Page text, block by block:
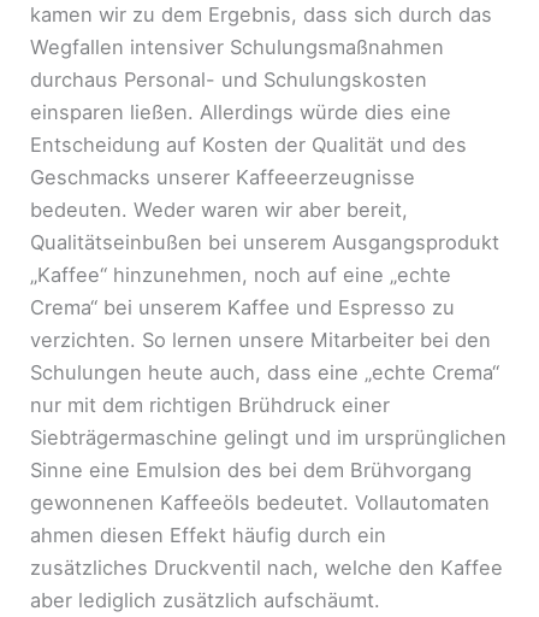
kamen wir zu dem Ergebnis, dass sich durch das
Wegfallen intensiver Schulungsmaßnahmen
durchaus Personal- und Schulungskosten
einsparen ließen. Allerdings würde dies eine
Entscheidung auf Kosten der Qualität und des
Geschmacks unserer Kaffeeerzeugnisse
bedeuten. Weder waren wir aber bereit,
Qualitätseinbußen bei unserem Ausgangsprodukt
„Kaffee“ hinzunehmen, noch auf eine „echte
Crema“ bei unserem Kaffee und Espresso zu
verzichten. So lernen unsere Mitarbeiter bei den
Schulungen heute auch, dass eine „echte Crema“
nur mit dem richtigen Brühdruck einer
Siebträgermaschine gelingt und im ursprünglichen
Sinne eine Emulsion des bei dem Brühvorgang
gewonnenen Kaffeeöls bedeutet. Vollautomaten
ahmen diesen Effekt häufig durch ein
zusätzliches Druckventil nach, welche den Kaffee
aber lediglich zusätzlich aufschäumt.